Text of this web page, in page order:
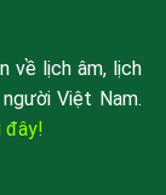
về lịch âm, lịch
Việt Nam.
đây!